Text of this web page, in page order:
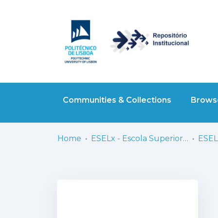
Communities & Collections
Home ESELx - Escola Superior de Educação de Lisboa